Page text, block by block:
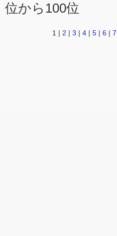
位から100位
1 | 2 | 3 | 4 | 5 | 6 | 7